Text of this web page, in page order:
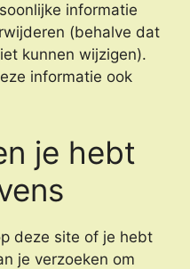
informatie
(behalve dat
kunnen wijzigen).
informatie ook
je hebt
deze site of je hebt
je verzoeken om